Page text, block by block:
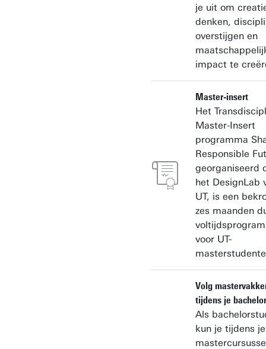
je uit om
denken,
overstijgen en
impact te
Master-insert
Het
Master-Insert
programma
Responsible
georganiseerd
het DesignLab
UT, is een
zes maanden
voor UT-
Volg
tijdens je bachelor
Als
kun je tijdens